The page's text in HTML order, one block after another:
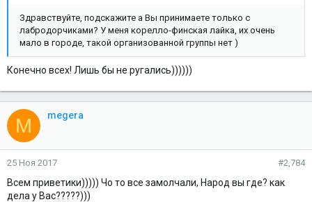
Здравствуйте, подскажите а Вы принимаете только с
лабродорчиками? У меня корелло-финская лайка, их очень
мало в городе, такой организованной группы нет )
Конечно всех! Лишь бы не ругались))))))
M megera
25 Ноя 2017 #2,784
Всем приветики))))) Чо то все замолчали, Народ вы где? как
дела у Вас?????)))